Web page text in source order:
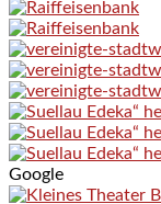
Google